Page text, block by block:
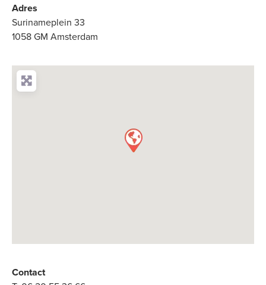
Adres
Surinameplein 33
1058 GM Amsterdam
Contact